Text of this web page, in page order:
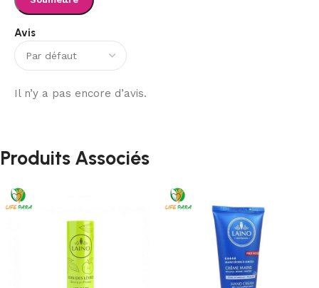
Avis
Il n’y a pas encore d’avis.
Produits Associés